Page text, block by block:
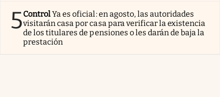
5ControlYa es oficial: en agosto, las autoridades
visitarán casa por casa para verificar la existencia
de los titulares de pensiones o les darán de baja la
prestación